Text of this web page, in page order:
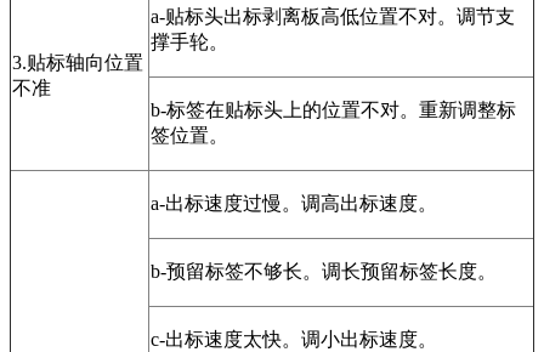
3.贴标轴向位置
不准
a-贴标头出标剥离板高低位置不对。调节支
撑手轮。
b-标签在贴标头上的位置不对。重新调整标
签位置。
a-出标速度过慢。调高出标速度。
b-预留标签不够长。调长预留标签长度。
c-出标速度太快。调小出标速度。